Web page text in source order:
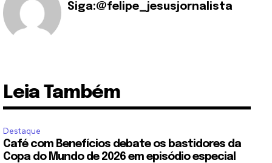
Siga:@felipe_jesusjornalista
Leia Também
Destaque
Café com Benefícios debate os bastidores da
Copa do Mundo de 2026 em episódio especial